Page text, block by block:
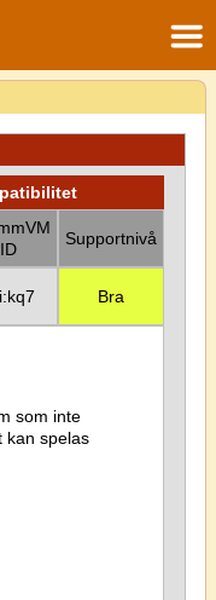
ID
Supportnivå
Bra
som inte
kan spelas